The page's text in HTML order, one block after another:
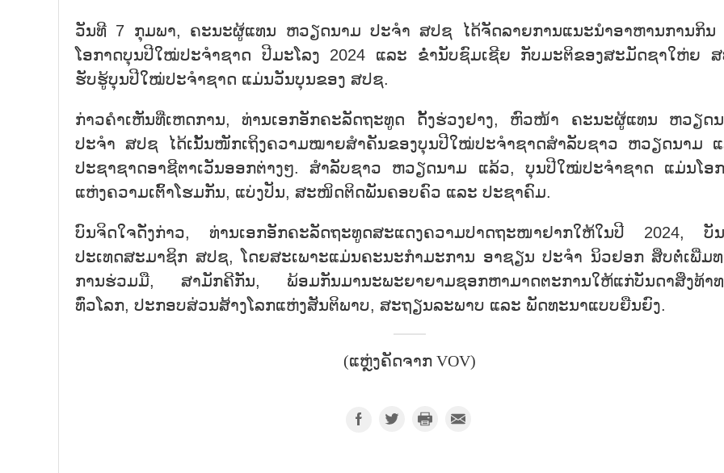
ວັນທີ 7 ກຸມພາ, ຄະນະຜູ້ແທນ ຫວຽດນາມ ປະຈຳ ສປຊ ໄດ້ຈັດລາຍການແນະນຳອາຫານການກິນ
ໂອກາດບຸນປີໃໝ່ປະຈຳຊາດ ປີມະໂລງ 2024 ແລະ ຂ່ຳນັບຊົມເຊີຍ ກັບມະຕິຂອງສະມັດຊາໃຫ່ຍ
ຮັບຮູ້ບຸນປີໃໝ່ປະຈຳຊາດ ແມ່ນວັນບຸນຂອງ ສປຊ.
ກ່າວຄຳເຫັນທີ່ເຫດການ, ທ່ານເອກອັກຄະລັດຖະທູດ ດັ້ງຮ່ວງຢາງ, ຫົວໜ້າ ຄະນະຜູ້ແທນ ຫວຽດ
ປະຈຳ ສປຊ ໄດ້ເນັ້ນໜັກເຖິງຄວາມໝາຍສຳຄັນຂອງບຸນປີໃໝ່ປະຈຳຊາດສຳລັບຊາວ ຫວຽດນາມ
ປະຊາຊາດອາຊີຕາເວັນອອກຕ່າງໆ. ສຳລັບຊາວ ຫວຽດນາມ ແລ້ວ, ບຸນປີໃໝ່ປະຈຳຊາດ ແມ່ນໂອ
ແຫ່ງຄວາມເຕົ້າໂຮມກັນ, ແບ່ງປັນ, ສະໜິດຕິດພັນຄອບຄົວ ແລະ ປະຊາຄົມ.
ບົນຈິດໃຈດັ່ງກ່າວ, ທ່ານເອກອັກຄະລັດຖະທູດສະແດງຄວາມປາດຖະໜາຢາກໃຫ້ໃນປີ 2024, ບັ
ປະເທດສະມາຊິກ ສປຊ, ໂດຍສະເພາະແມ່ນຄະນະກຳມະການ ອາຊຽນ ປະຈຳ ນິວຢອກ ສຶບຕໍ່ເພີ່ມ
ການຮ່ວມມື, ສາມັກຄີກັນ, ພ້ອມກັນມານະພະຍາຍາມຊອກຫາມາດຕະການໃຫ້ແກ່ບັນດາສິ່ງທ້າ
ທົ່ວໂລກ, ປະກອບສ່ວນສ້າງໂລກແຫ່ງສັນຕິພາບ, ສະຖຽນລະພາບ ແລະ ພັດທະນາແບບຍືນຍົງ.
(ແຫຼ່ງຄັດຈາກ VOV)